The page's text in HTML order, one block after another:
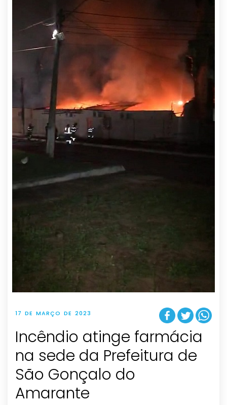
17 DE MARÇO DE 2023
Incêndio atinge farmácia
na sede da Prefeitura de
São Gonçalo do
Amarante